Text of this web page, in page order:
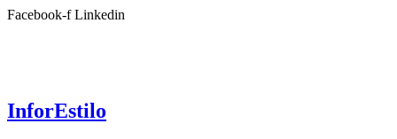
Ir
Facebook-f Linkedin
InforEstilo